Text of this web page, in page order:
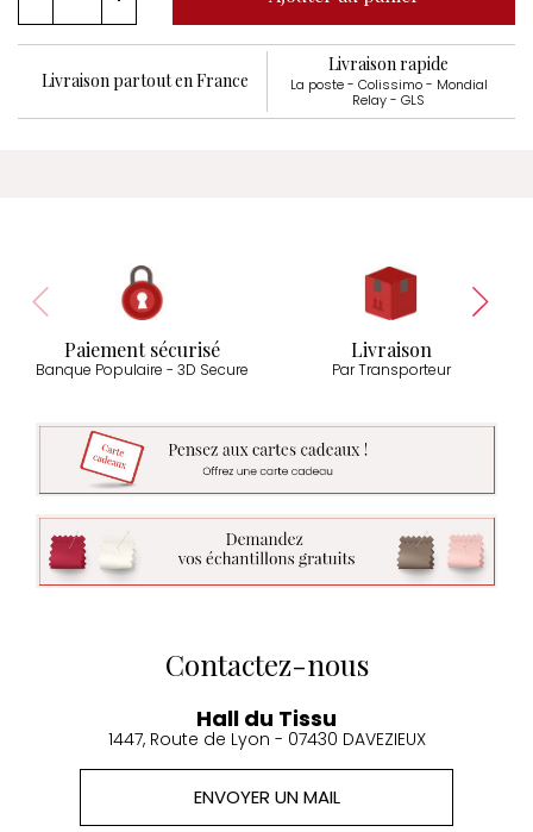
Livraison partout en France
Livraison rapide
La poste - Colissimo - Mondial
Relay - GLS
Paiement sécurisé
Banque Populaire - 3D Secure
Livraison
Par Transporteur
Contactez-nous
Hall du Tissu
1447, Route de Lyon - 07430 DAVEZIEUX
ENVOYER UN MAIL